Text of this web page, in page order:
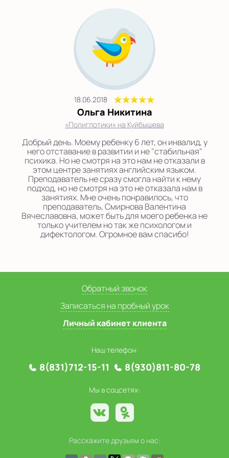
18.06.2018
Ольга Никитина
«Полиглотики» на Куйбышева
Добрый день. Моему ребенку 6 лет, он инвалид, у
него отставание в развитии и не "стабильная"
психика. Но не смотря на это нам не отказали в
этом центре занятиях английским языком.
Преподаватель не сразу смогла найти к нему
подход, но не смотря на это не отказала нам в
занятиях. Мне очень понравилось, что
преподаватель, Смирнова Валентина
Вячеславовна, может быть для моего ребенка не
только учителем но так же психологом и
дифектологом. Огромное вам спасибо!
Обратный звонок
Записаться на пробный урок
Личный кабинет клиента
Наш телефон:
8(831)712-15-11 8(930)811-80-78
Мы в соцсетях:
Расскажите друзьям о нас: